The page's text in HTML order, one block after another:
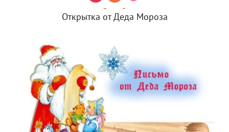
Открытка от Деда Мороза